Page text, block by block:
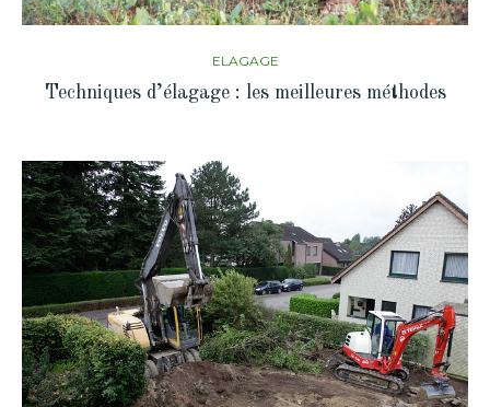
ELAGAGE
Techniques d’élagage : les meilleures méthodes